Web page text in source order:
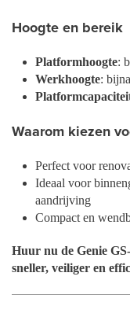
Hoogte en bereik
Platformhoogte:
Werkhoogte:
Waarom kiezen
Perfect voor
Ideaal voor
aandrijving
Compact en
Huur nu de Genie
sneller, veiliger en